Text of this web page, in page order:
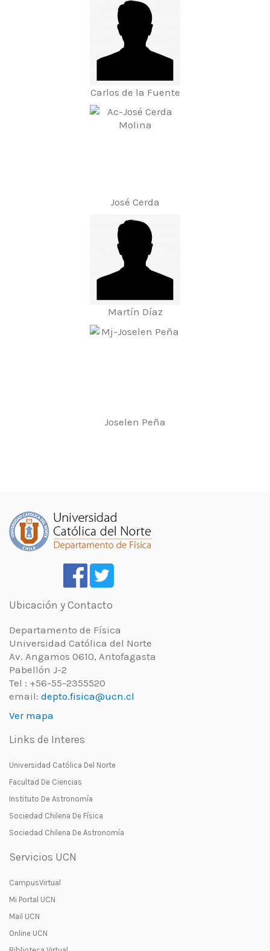
Carlos de la Fuente
José Cerda
Martín Díaz
Joselen Peña
Ubicación y Contacto
Departamento de Física
Universidad Católica del Norte
Av. Angamos 0610, Antofagasta
Pabellón J-2
Tel : +56-55-2355520
email: depto.fisica@ucn.cl
Ver mapa
Links de Interes
Universidad Católica Del Norte
Facultad De Ciencias
Instituto De Astronomía
Sociedad Chilena De Física
Sociedad Chilena De Astronomía
Servicios UCN
CampusVirtual
Mi Portal UCN
Mail UCN
Online UCN